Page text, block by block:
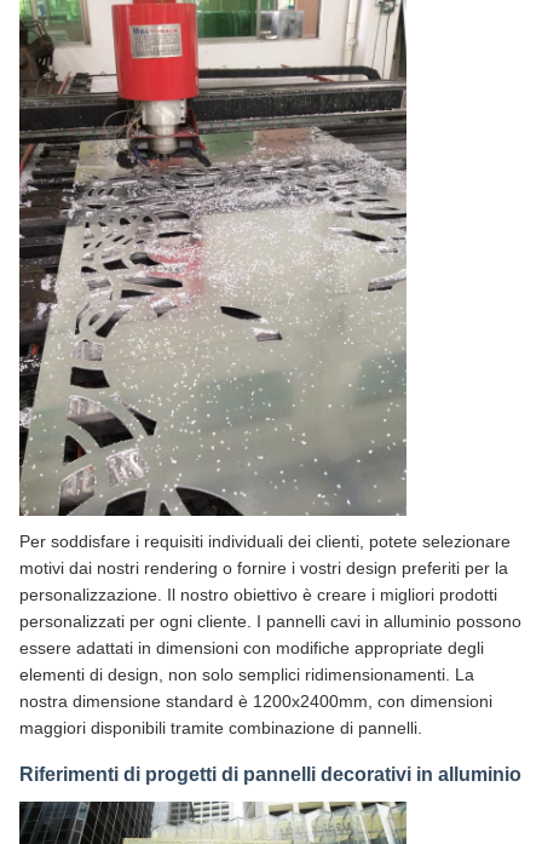
Per soddisfare i requisiti individuali dei clienti, potete selezionare
motivi dai nostri rendering o fornire i vostri design preferiti per la
personalizzazione. Il nostro obiettivo è creare i migliori prodotti
personalizzati per ogni cliente. I pannelli cavi in alluminio possono
essere adattati in dimensioni con modifiche appropriate degli
elementi di design, non solo semplici ridimensionamenti. La
nostra dimensione standard è 1200x2400mm, con dimensioni
maggiori disponibili tramite combinazione di pannelli.
Riferimenti di progetti di pannelli decorativi in alluminio